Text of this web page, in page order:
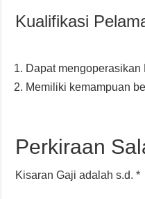
Kualifikasi
Dapat mengoperasikan
Memiliki kemampuan
Perkiraan
Kisaran Gaji adalah s.d. *